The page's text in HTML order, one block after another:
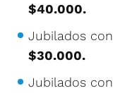
$40.000.
Jubilados
$30.000.
Jubilados